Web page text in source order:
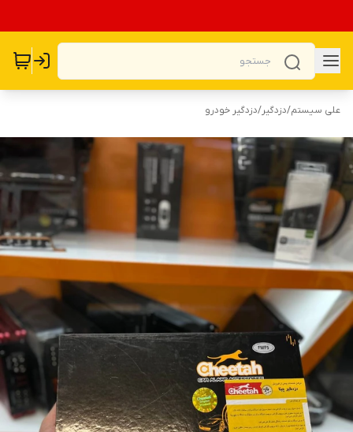
علی سیستم/دزدگیر/دزدگیر خودرو